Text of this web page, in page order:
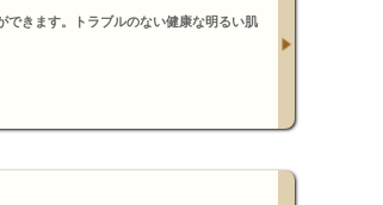
できます。トラブルのない健康な明るい肌